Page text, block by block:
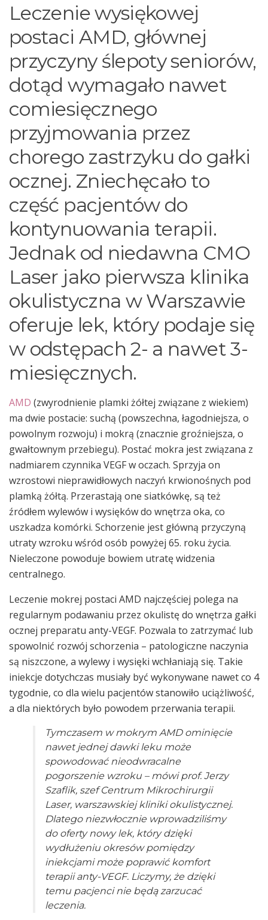
Leczenie wysiękowej
postaci AMD, głównej
przyczyny ślepoty seniorów,
dotąd wymagało nawet
comiesięcznego
przyjmowania przez
chorego zastrzyku do gałki
ocznej. Zniechęcało to
część pacjentów do
kontynuowania terapii.
Jednak od niedawna CMO
Laser jako pierwsza klinika
okulistyczna w Warszawie
oferuje lek, który podaje się
w odstępach 2- a nawet 3-
miesięcznych.
AMD (zwyrodnienie plamki żółtej związane z wiekiem)
ma dwie postacie: suchą (powszechna, łagodniejsza, o
powolnym rozwoju) i mokrą (znacznie groźniejsza, o
gwałtownym przebiegu). Postać mokra jest związana z
nadmiarem czynnika VEGF w oczach. Sprzyja on
wzrostowi nieprawidłowych naczyń krwionośnych pod
plamką żółtą. Przerastają one siatkówkę, są też
źródłem wylewów i wysięków do wnętrza oka, co
uszkadza komórki. Schorzenie jest główną przyczyną
utraty wzroku wśród osób powyżej 65. roku życia.
Nieleczone powoduje bowiem utratę widzenia
centralnego.
Leczenie mokrej postaci AMD najczęściej polega na
regularnym podawaniu przez okulistę do wnętrza gałki
ocznej preparatu anty-VEGF. Pozwala to zatrzymać lub
spowolnić rozwój schorzenia – patologiczne naczynia
są niszczone, a wylewy i wysięki wchłaniają się. Takie
iniekcje dotychczas musiały być wykonywane nawet co 4
tygodnie, co dla wielu pacjentów stanowiło uciążliwość,
a dla niektórych było powodem przerwania terapii.
Tymczasem w mokrym AMD ominięcie
nawet jednej dawki leku może
spowodować nieodwracalne
pogorszenie wzroku – mówi prof. Jerzy
Szaflik, szef Centrum Mikrochirurgii
Laser, warszawskiej kliniki okulistycznej.
Dlatego niezwłocznie wprowadziliśmy
do oferty nowy lek, który dzięki
wydłużeniu okresów pomiędzy
iniekcjami może poprawić komfort
terapii anty-VEGF. Liczymy, że dzięki
temu pacjenci nie będą zarzucać
leczenia.